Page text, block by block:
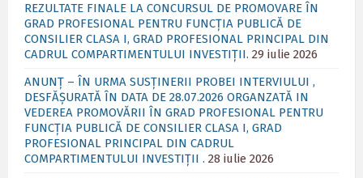
REZULTATE FINALE LA CONCURSUL DE PROMOVARE ÎN
GRAD PROFESIONAL PENTRU FUNCȚIA PUBLICĂ DE
CONSILIER CLASA I, GRAD PROFESIONAL PRINCIPAL DIN
CADRUL COMPARTIMENTULUI INVESTIȚII. 29 iulie 2026
ANUNȚ – ÎN URMA SUSȚINERII PROBEI INTERVIULUI ,
DESFĂȘURATĂ ÎN DATA DE 28.07.2026 ORGANZATĂ IN
VEDEREA PROMOVĂRII ÎN GRAD PROFESIONAL PENTRU
FUNCȚIA PUBLICĂ DE CONSILIER CLASA I, GRAD
PROFESIONAL PRINCIPAL DIN CADRUL
COMPARTIMENTULUI INVESTIȚII . 28 iulie 2026